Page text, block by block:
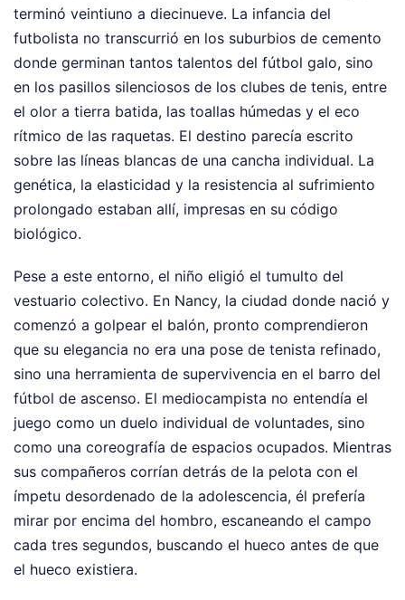
terminó veintiuno a diecinueve. La infancia del
futbolista no transcurrió en los suburbios de cemento
donde germinan tantos talentos del fútbol galo, sino
en los pasillos silenciosos de los clubes de tenis, entre
el olor a tierra batida, las toallas húmedas y el eco
rítmico de las raquetas. El destino parecía escrito
sobre las líneas blancas de una cancha individual. La
genética, la elasticidad y la resistencia al sufrimiento
prolongado estaban allí, impresas en su código
biológico.
Pese a este entorno, el niño eligió el tumulto del
vestuario colectivo. En Nancy, la ciudad donde nació y
comenzó a golpear el balón, pronto comprendieron
que su elegancia no era una pose de tenista refinado,
sino una herramienta de supervivencia en el barro del
fútbol de ascenso. El mediocampista no entendía el
juego como un duelo individual de voluntades, sino
como una coreografía de espacios ocupados. Mientras
sus compañeros corrían detrás de la pelota con el
ímpetu desordenado de la adolescencia, él prefería
mirar por encima del hombro, escaneando el campo
cada tres segundos, buscando el hueco antes de que
el hueco existiera.